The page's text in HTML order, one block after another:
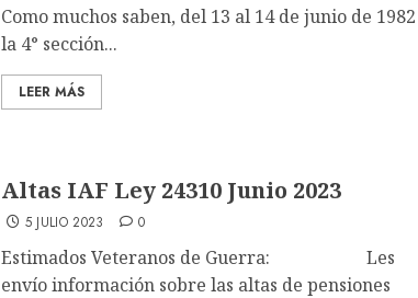
Como muchos saben, del 13 al 14 de junio de 1982
la 4° sección...
LEER MÁS
Altas IAF Ley 24310 Junio 2023
5 JULIO 2023 0
Estimados Veteranos de Guerra: Les
envío información sobre las altas de pensiones